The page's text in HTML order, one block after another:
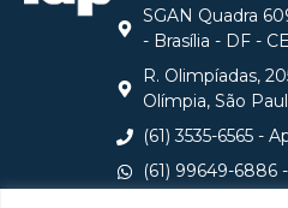
SGAN Quadra
- Brasília - DF -
R. Olimpíadas,
Olímpia, São
(61) 3535-6565 -
(61) 99649-6886